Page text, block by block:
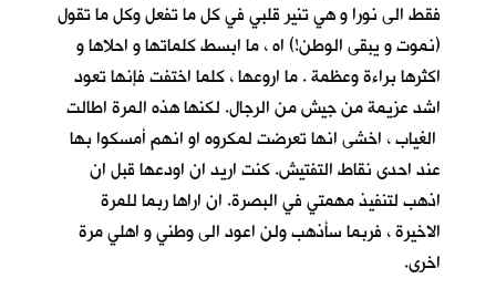
فقط الى نورا و هي تنير قلبي في كل ما تفعل وكل ما تقول
(نموت و يبقى الوطن!) اه ، ما ابسط كلماتها و احلاها و
اكثرها براءة وعظمة . ما اروعها ، كلما اختفت فإنها تعود
اشد عزيمة من جيش من الرجال. لكنها هذه المرة اطالت
الغياب ، اخشى انها تعرضت لمكروه او انهم أمسكوا بها
عند احدى نقاط التفتيش. كنت اريد ان اودعها قبل ان
اذهب لتنفيذ مهمتي في البصرة. ان اراها ربما للمرة
الاخيرة ، فربما سأذهب ولن اعود الى وطني و اهلي مرة
اخرى.